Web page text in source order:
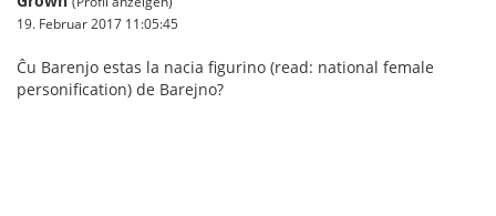
19. Februar 2017 11:05:45
Ĉu Barenjo estas la nacia figurino (read: national female
personification) de Barejno?